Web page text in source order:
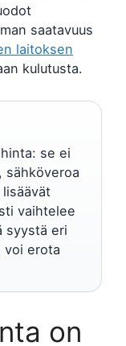
saatavuus
laitoksen
kulutusta.
se ei
sähköveroa
vaihtelee
syystä eri
voi erota
on